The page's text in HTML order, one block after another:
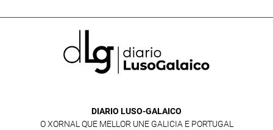
DIARIO LUSO-GALAICO
O XORNAL QUE MELLOR UNE GALICIA E PORTUGAL